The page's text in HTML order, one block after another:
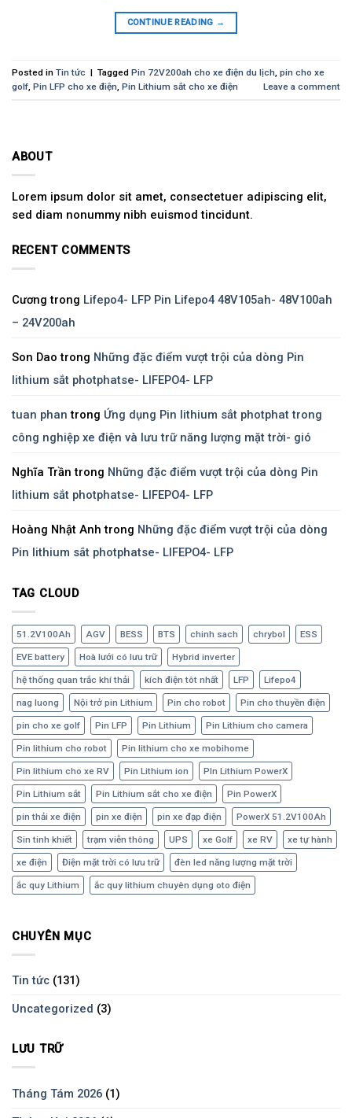
CONTINUE READING →
Posted in Tin tức | Tagged Pin 72V200ah cho xe điện du lịch, pin cho xe
golf, Pin LFP cho xe điện, Pin Lithium sắt cho xe điện Leave a comment
ABOUT
Lorem ipsum dolor sit amet, consectetuer adipiscing elit,
sed diam nonummy nibh euismod tincidunt.
RECENT COMMENTS
Cương trong Lifepo4- LFP Pin Lifepo4 48V105ah- 48V100ah
– 24V200ah
Son Dao trong Những đặc điểm vượt trội của dòng Pin
lithium sắt photphatse- LIFEPO4- LFP
tuan phan trong Ứng dụng Pin lithium sắt photphat trong
công nghiệp xe điện và lưu trữ năng lượng mặt trời- gió
Nghĩa Trần trong Những đặc điểm vượt trội của dòng Pin
lithium sắt photphatse- LIFEPO4- LFP
Hoàng Nhật Anh trong Những đặc điểm vượt trội của dòng
Pin lithium sắt photphatse- LIFEPO4- LFP
TAG CLOUD
51.2V100Ah AGV BESS BTS chinh sach chrybol ESS
EVE battery Hoà lưới có lưu trữ Hybrid inverter
hệ thống quan trắc khí thải kích điện tôt nhất LFP Lifepo4
nag luong Nội trở pin Lithium Pin cho robot Pin cho thuyền điện
pin cho xe golf Pin LFP Pin Lithium Pin Lithium cho camera
Pin lithium cho robot Pin lithium cho xe mobihome
Pin lithium cho xe RV Pin Lithium ion PIn Lithium PowerX
Pin Lithium sắt Pin Lithium sắt cho xe điện Pin PowerX
pin thải xe điện pin xe điện pin xe đạp điện PowerX 51.2V100Ah
Sin tinh khiết trạm viễn thông UPS xe Golf xe RV xe tự hành
xe điện Điện mặt trời có lưu trữ đèn led năng lượng mặt trời
ắc quy Lithium ắc quy lithium chuyên dụng oto điện
CHUYÊN MỤC
Tin tức (131)
Uncategorized (3)
LƯU TRỮ
Tháng Tám 2026 (1)